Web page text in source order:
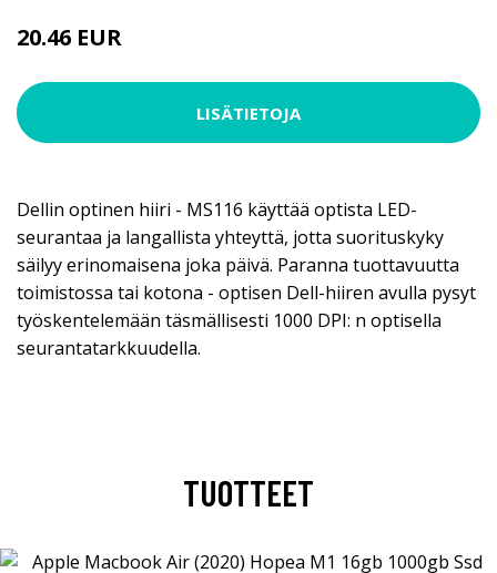
20.46 EUR
LISÄTIETOJA
Dellin optinen hiiri - MS116 käyttää optista LED-
seurantaa ja langallista yhteyttä, jotta suorituskyky
säilyy erinomaisena joka päivä. Paranna tuottavuutta
toimistossa tai kotona - optisen Dell-hiiren avulla pysyt
työskentelemään täsmällisesti 1000 DPI: n optisella
seurantatarkkuudella.
TUOTTEET